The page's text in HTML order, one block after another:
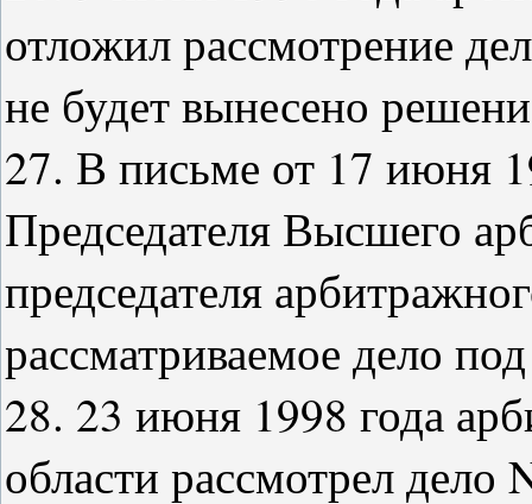
отложил рассмотрение
не будет вынесено
27. В письме от 17 июня
Председателя Высшего
председателя
рассматриваемое дело
28. 23 июня 1998 года
области рассмотрел дело